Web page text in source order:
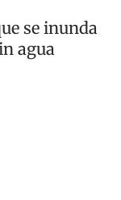
se inunda
agua